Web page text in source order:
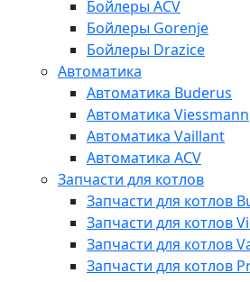
Бойлеры ACV
Бойлеры Gorenje
Бойлеры Drazice
Автоматика
Автоматика Buderus
Автоматика Viessmann
Автоматика Vaillant
Автоматика ACV
Запчасти для котлов
Запчасти для котлов
Запчасти для котлов
Запчасти для котлов
Запчасти для котлов